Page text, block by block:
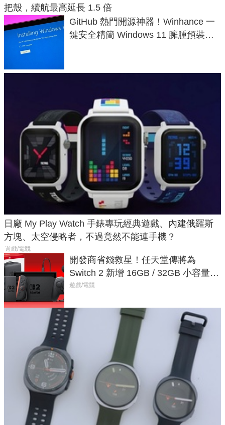
把殼，續航最高延長 1.5 倍
GitHub 熱門開源神器！Winhance 一
鍵安全精簡 Windows 11 臃腫預裝軟
日廠 My Play Watch 手錶專玩經典遊戲、內建俄羅斯
方塊、太空侵略者，不過竟然不能連手機？
遊戲/電競
開發商省錢救星！任天堂傳將為
Switch 2 新增 16GB / 32GB 小容量遊
戲卡的選擇
遊戲/電競